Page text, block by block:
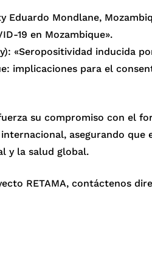
Eduardo Mondlane,
19 en Mozambique».
«Seropositividad inducida
implicaciones para el
su compromiso con el
asegurando
y la salud global.
RETAMA, contáctenos